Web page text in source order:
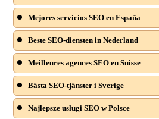
Mejores servicios SEO en España
Beste SEO-diensten in Nederland
Meilleures agences SEO en Suisse
Bästa SEO-tjänster i Sverige
Najlepsze usługi SEO w Polsce